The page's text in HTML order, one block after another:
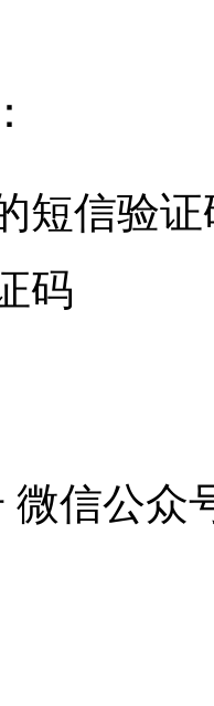
短信验证
码
微信公众